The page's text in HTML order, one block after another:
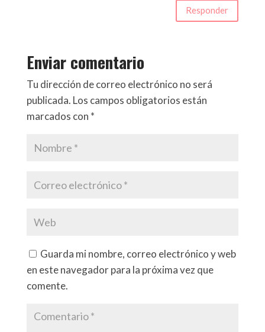
Responder
Enviar comentario
Tu dirección de correo electrónico no será
publicada. Los campos obligatorios están
marcados con *
Guarda mi nombre, correo electrónico y web
en este navegador para la próxima vez que
comente.